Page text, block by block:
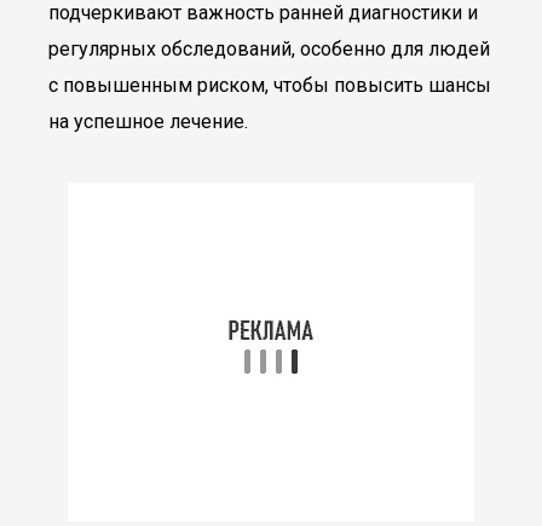
подчеркивают важность ранней диагностики и
регулярных обследований, особенно для людей
с повышенным риском, чтобы повысить шансы
на успешное лечение.